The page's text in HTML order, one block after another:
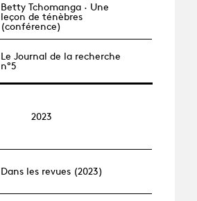
Betty Tchomanga · Une
leçon de ténèbres
(conférence)
Le Journal de la recherche
n°5
2023
Dans les revues (2023)